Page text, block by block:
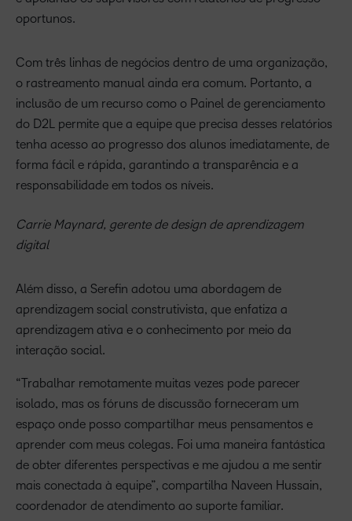
oportunos.
Com três linhas de negócios dentro de uma organização,
o rastreamento manual ainda era comum. Portanto, a
inclusão de um recurso como o Painel de gerenciamento
do D2L permite que a equipe que precisa desses relatórios
tenha acesso ao progresso dos alunos imediatamente, de
forma fácil e rápida, garantindo a transparência e a
responsabilidade em todos os níveis.
Carrie Maynard, gerente de design de aprendizagem
digital
Além disso, a Serefin adotou uma abordagem de
aprendizagem social construtivista, que enfatiza a
aprendizagem ativa e o conhecimento por meio da
interação social.
“Trabalhar remotamente muitas vezes pode parecer
isolado, mas os fóruns de discussão forneceram um
espaço onde posso compartilhar meus pensamentos e
aprender com meus colegas. Foi uma maneira fantástica
de obter diferentes perspectivas e me ajudou a me sentir
mais conectada à equipe”, compartilha Naveen Hussain,
coordenador de atendimento ao suporte familiar.